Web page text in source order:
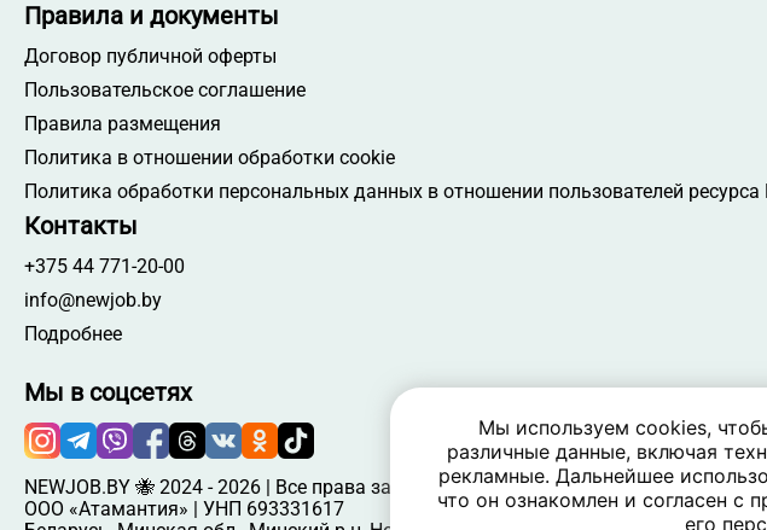
Правила и документы
Договор публичной оферты
Пользовательское соглашение
Правила размещения
Политика в отношении обработки cookie
Политика обработки персональных данных в отношении пользователей ресурса
Контакты
+375 44 771-20-00
info@newjob.by
Подробнее
Мы в соцсетях
NEWJOB.BY 🐝 2024 - 2026 | Все права защищены
ООО «Атамантия» | УНП 693331617
Мы используем cookies,
различные данные, включая
рекламные. Дальнейшее
что он ознакомлен и согласен с
его